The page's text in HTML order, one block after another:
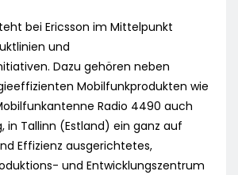
bei Ericsson im Mittelpunkt
und
Dazu gehören neben
Mobilfunkprodukten wie
Radio 4490 auch
in Tallinn (Estland) ein ganz auf
Effizienz ausgerichtetes,
und Entwicklungszentrum